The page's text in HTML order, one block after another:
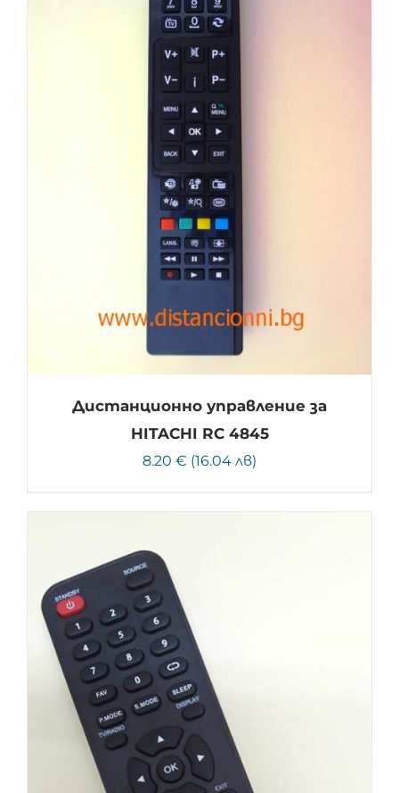
Дистанционно управление за
HITACHI RC 4845
8.20 € (16.04 лв)